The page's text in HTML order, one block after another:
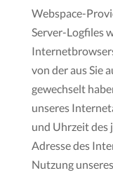
Webspace-
Server-Logfiles
von der aus Sie
gewechselt
unseres
und Uhrzeit des
Adresse des
Nutzung